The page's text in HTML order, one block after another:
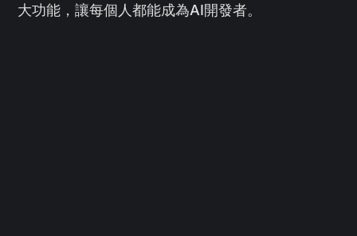
大功能，讓每個人都能成為AI開發者。